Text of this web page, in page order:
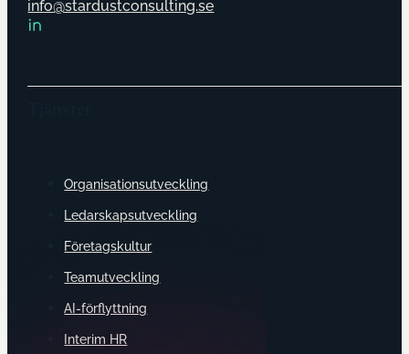
info@stardustconsulting.se
Organisationsutveckling
Ledarskapsutveckling
Företagskultur
Teamutveckling
AI-förflyttning
Interim HR